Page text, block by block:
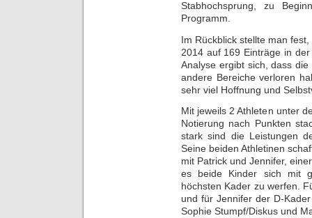
Stabhochsprung, zu
Programm.
Im Rückblick stellte man
2014 auf 169 Einträge in
Analyse ergibt sich, dass
andere Bereiche verloren
sehr viel Hoffnung und
Mit jeweils 2 Athleten unter
Notierung nach Punkten
stark sind die Leistungen
Seine beiden Athletinen
mit Patrick und Jennifer,
es beide Kinder sich mit
höchsten Kader zu werfen.
und für Jennifer der D-
Sophie Stumpf/Diskus und